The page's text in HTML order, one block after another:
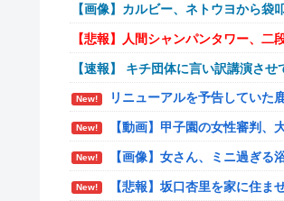
New! 【艦これ】ひみつの通り道 他
【艦これ】ナマケモノアガノ
【艦これ】競泳水着いんのか
New! 日産e-power、無給油で
New! イーロン・マスク「中国のロ
New! 【速報】北海道江別大学生殺
【悲報】女さん、歩行者を轢
【画像】カルビー、ネトウヨから
【悲報】人間シャンパンタワー、二
【速報】 キチ団体に言い訳講演さ
New! リニューアルを予告していた
New! 【動画】甲子園の女性審判、
New! 【画像】女さん、ミニ過ぎる
New! 【悲報】坂口杏里を家に住ま